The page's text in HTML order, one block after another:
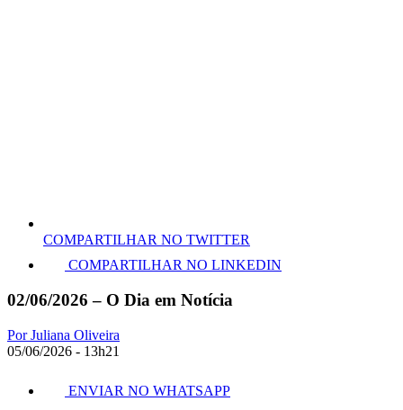
COMPARTILHAR NO TWITTER
COMPARTILHAR NO LINKEDIN
02/06/2026 – O Dia em Notícia
Por Juliana Oliveira
05/06/2026 - 13h21
ENVIAR NO WHATSAPP